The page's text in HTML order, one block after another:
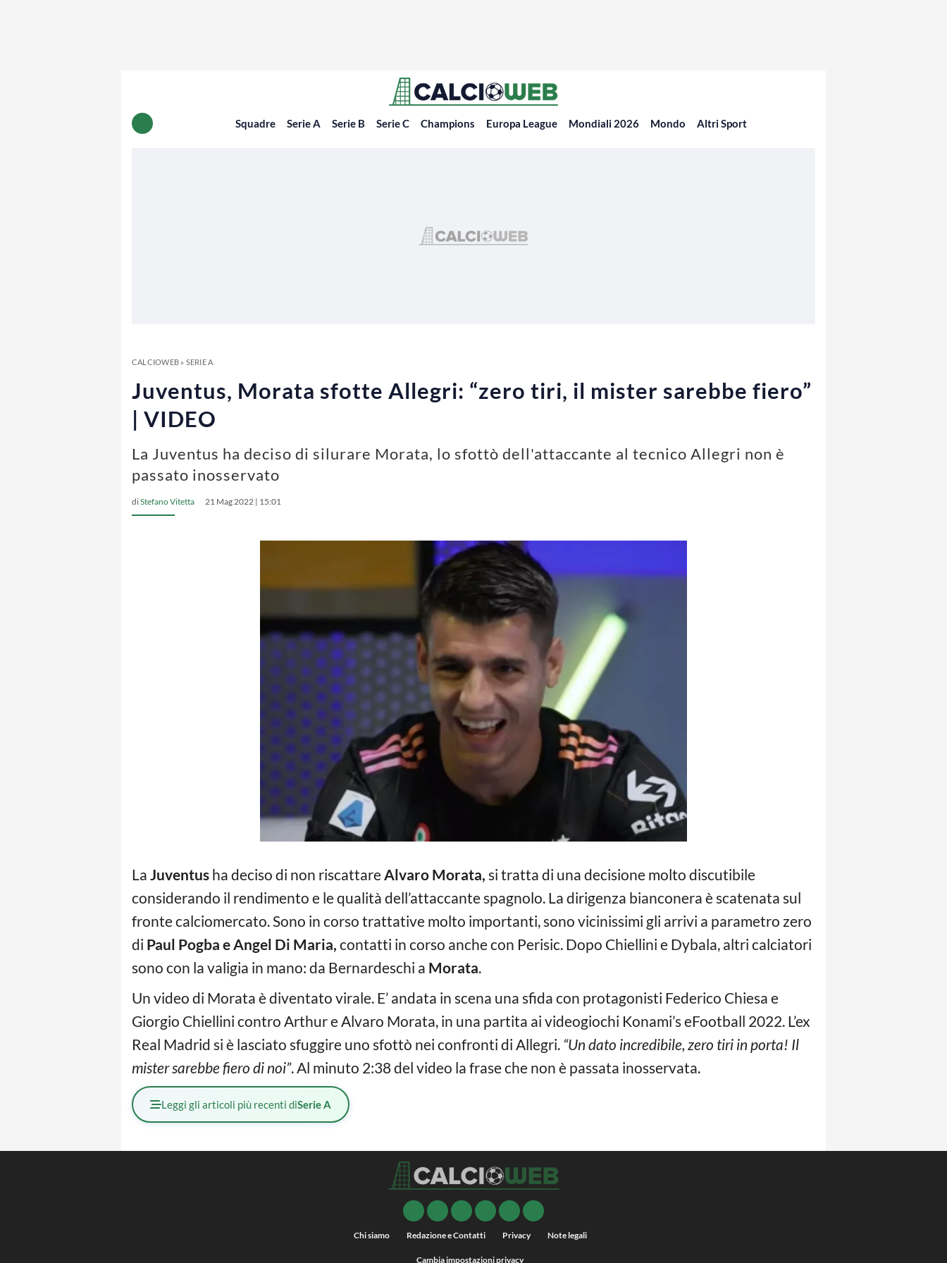
Squadre Serie A Serie B Serie C Champions Europa League Mondiali 2026 Mondo Altri Sport
CALCIOWEB» SERIE A
Juventus, Morata sfotte Allegri: “zero tiri, il mister sarebbe fiero”
| VIDEO
La Juventus ha deciso di silurare Morata, lo sfottò dell'attaccante al tecnico Allegri non è
passato inosservato
diStefano Vitetta 21 Mag 2022 | 15:01
La Juventus ha deciso di non riscattareAlvaro Morata, si tratta di una decisione molto discutibile
considerando il rendimento e le qualità dell’attaccante spagnolo. La dirigenza bianconera è scatenata sul
fronte calciomercato. Sono in corso trattative molto importanti, sono vicinissimi gli arrivi a parametro zero
di Paul Pogba e Angel Di Maria, contatti in corso anche con Perisic. Dopo Chiellini e Dybala, altri calciatori
sono con la valigia in mano: da Bernardeschi a Morata.
Un video di Morata è diventato virale. E’ andata in scena una sfida con protagonisti Federico Chiesa e
Giorgio Chiellini contro Arthur e Alvaro Morata, in una partita ai videogiochi Konami’s eFootball 2022. L’ex
Real Madrid si è lasciato sfuggire uno sfottò nei confronti di Allegri. “Un dato incredibile, zero tiri in porta! Il
mister sarebbe fiero di noi”. Al minuto 2:38 del video la frase che non è passata inosservata.
Leggi gli articoli più recenti diSerie A
Chi siamo Redazione e Contatti Privacy Note legali
Cambia impostazioni privacy